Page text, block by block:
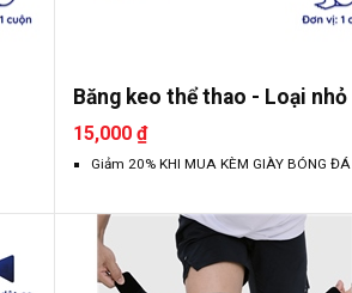
Băng keo thể thao - Loại nhỏ
15,000 ₫
Giảm 20% KHI MUA KÈM GIÀY BÓNG ĐÁ